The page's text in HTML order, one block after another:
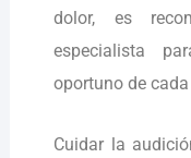
dolor, es
especialista
oportuno de
Cuidar la